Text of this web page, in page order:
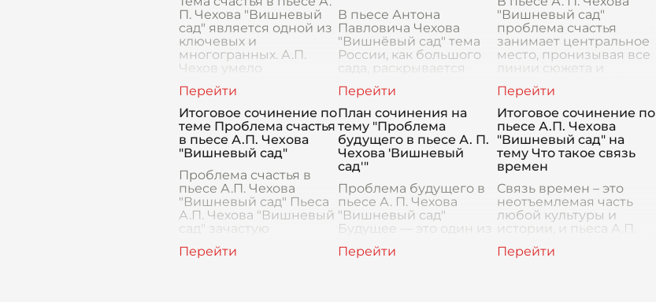
П. Чехова "Вишневый
сад" является одной из
ключевых и
многогранных. А.П.
Чехов умело
художественные
средства, чтобы
показать, как разны
В пьесе Антона
Павловича Чехова
"Вишнёвый сад" тема
России, как большого
сада, раскрывается
"Вишнёвого сада",
олицетворяющего
судьбу самой страны.
Символично, что са
"Вишневый сад"
проблема счастья
занимает центральное
место, пронизывая все
линии сюжета и
персонажей. Чехов
использует символику
вишневого сада
Итоговое сочинение по
теме Проблема счастья
в пьесе А.П. Чехова
"Вишневый сад"
Проблема счастья в
пьесе А.П. Чехова
"Вишневый сад" Пьеса
А.П. Чехова "Вишневый
сад" зачастую
одно из наиболее
План сочинения на
тему "Проблема
будущего в пьесе А. П.
Чехова 'Вишневый
сад'"
Проблема будущего в
пьесе А. П. Чехова
"Вишневый сад"
Будущее — это один из
которые ставит перед
Итоговое сочинение по
пьесе А.П. Чехова
"Вишневый сад" на
тему Что такое связь
времен
Связь времен – это
неотъемлемая часть
любой культуры и
истории, и пьеса А.П.
является блестящим